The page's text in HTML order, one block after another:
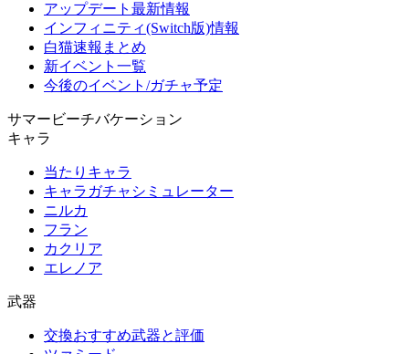
アップデート最新情報
インフィニティ(Switch版)情報
白猫速報まとめ
新イベント一覧
今後のイベント/ガチャ予定
サマービーチバケーション
キャラ
当たりキャラ
キャラガチャシミュレーター
ニルカ
フラン
カクリア
エレノア
武器
交換おすすめ武器と評価